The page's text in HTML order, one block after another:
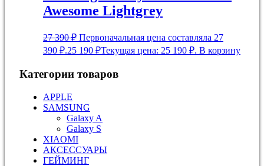
Awesome Lightgrey
27 390₽ Первоначальная цена составляла 27
390 ₽.25 190 ₽Текущая цена: 25 190 ₽. В корзину
Категории товаров
APPLE
SAMSUNG
Galaxy A
Galaxy S
XIAOMI
АКСЕССУАРЫ
ГЕЙМИНГ